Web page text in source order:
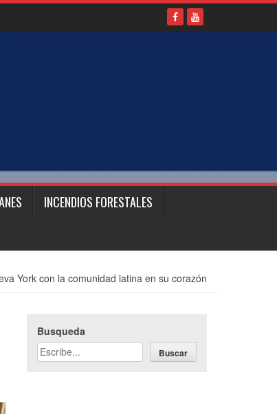
INCENDIOS FORESTALES
York con la comunidad latina en su corazón
Busqueda
Buscar